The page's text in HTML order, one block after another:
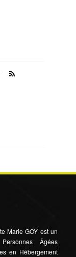
Marie GOY est un
Âgées
en Hébergement